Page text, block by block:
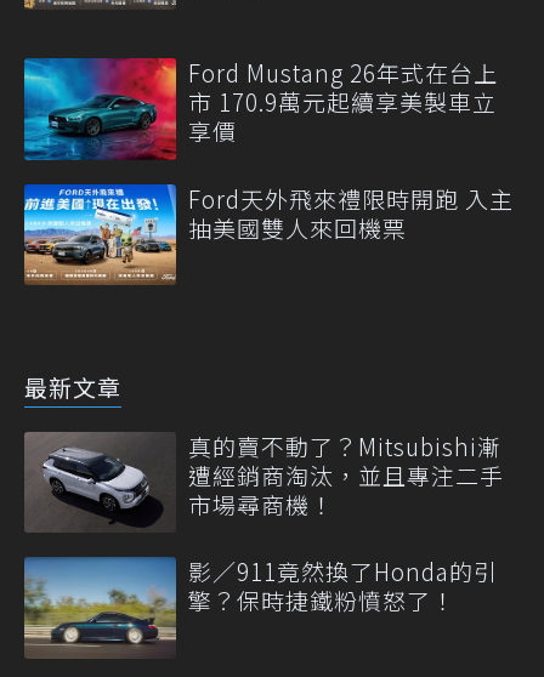
Ford Mustang 26年式在台上
市 170.9萬元起續享美製車立
享價
Ford天外飛來禮限時開跑 入主
抽美國雙人來回機票
最新文章
真的賣不動了？Mitsubishi漸
遭經銷商淘汰，並且專注二手
市場尋商機！
影／911竟然換了Honda的引
擎？保時捷鐵粉憤怒了！